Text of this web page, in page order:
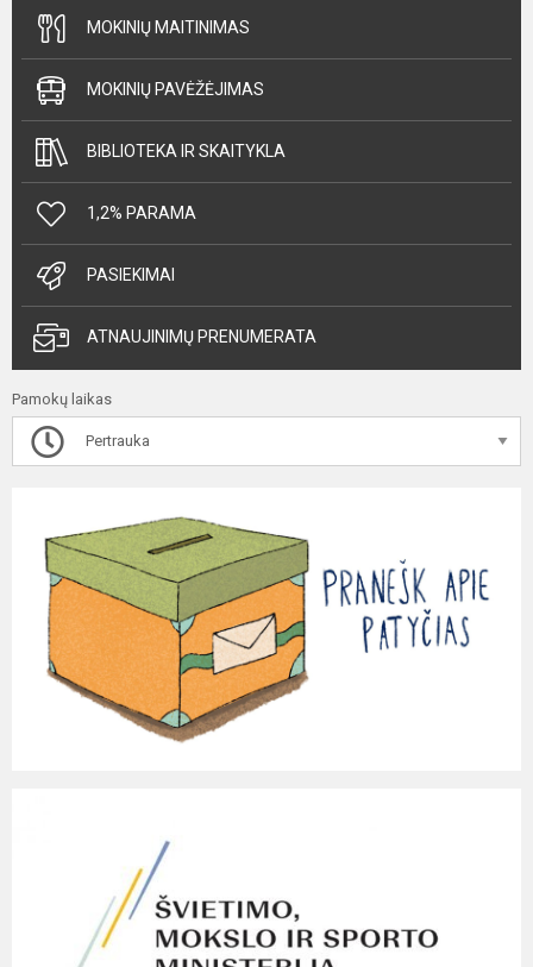
MOKINIŲ MAITINIMAS
MOKINIŲ PAVĖŽĖJIMAS
BIBLIOTEKA IR SKAITYKLA
1,2% PARAMA
PASIEKIMAI
ATNAUJINIMŲ PRENUMERATA
Pamokų laikas
Pertrauka